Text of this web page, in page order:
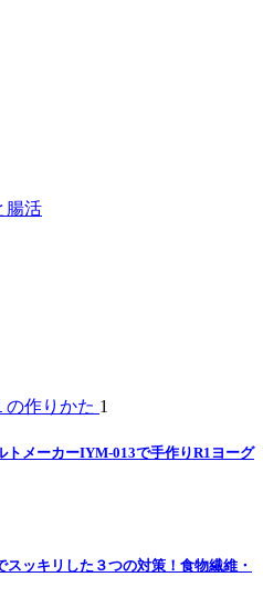
腸活
1
トメーカーIYM-013で手作りR1ヨーグ
ッキリした３つの対策！食物繊維・